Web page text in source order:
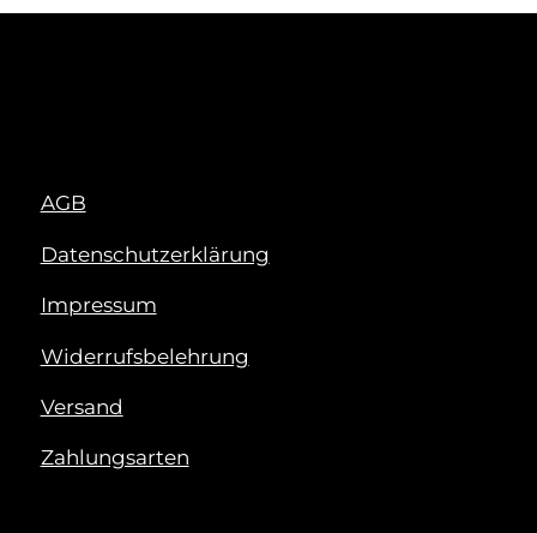
AGB
Datenschutzerklärung
Impressum
Widerrufsbelehrung
Versand
Zahlungsarten